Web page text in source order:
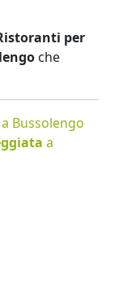
per
che
a Bussolengo
a